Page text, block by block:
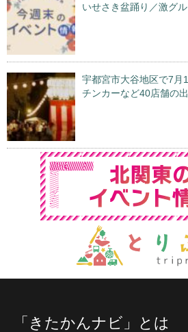
いせさき盆踊り／激グ
宇都宮市大谷地区で7
チンカーなど40店舗の
「きたかんナビ」とは